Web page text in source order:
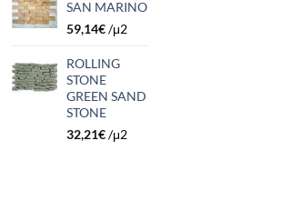
SAN MARINO
59,14€/μ2
ROLLING
STONE
GREEN SAND
STONE
32,21€/μ2